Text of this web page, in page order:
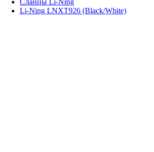
Li-Ning LNXT926 (Black/White)